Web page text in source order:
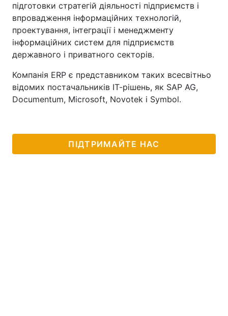
підготовки стратегій діяльності підприємств і
впровадження інформаційних технологій,
проектування, інтеграції і менеджменту
інформаційних систем для підприємств
державного і приватного секторів.
Компанія ERP є представником таких всесвітньо
відомих постачальників ІТ-рішень, як SAP AG,
Documentum, Microsoft, Novotek і Symbol.
ПІДТРИМАЙТЕ НАС